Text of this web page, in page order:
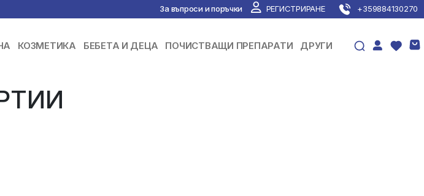
За въпроси и поръчки РЕГИСТРИРАНЕ +359884130270
ПОЧИСТВАЩИ ПРЕПАРАТИ
КОЗМЕТИКА БЕБЕТА И ДЕЦА ДРУГИ